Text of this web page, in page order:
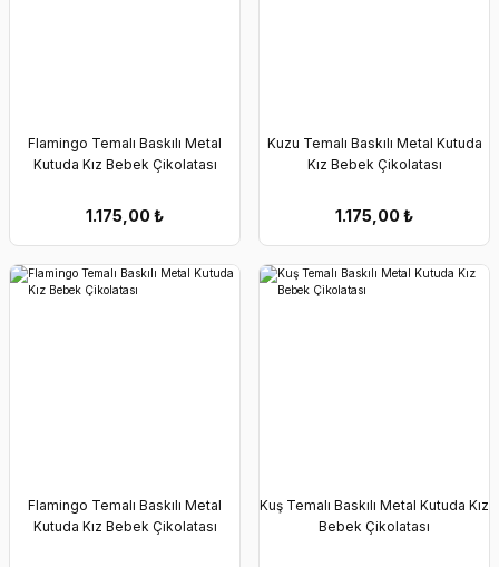
Flamingo Temalı Baskılı Metal
Kutuda Kız Bebek Çikolatası
1.175,00₺
Kuzu Temalı Baskılı Metal Kutuda
Kız Bebek Çikolatası
1.175,00₺
Flamingo Temalı Baskılı Metal
Kutuda Kız Bebek Çikolatası
Kuş Temalı Baskılı Metal Kutuda Kız
Bebek Çikolatası